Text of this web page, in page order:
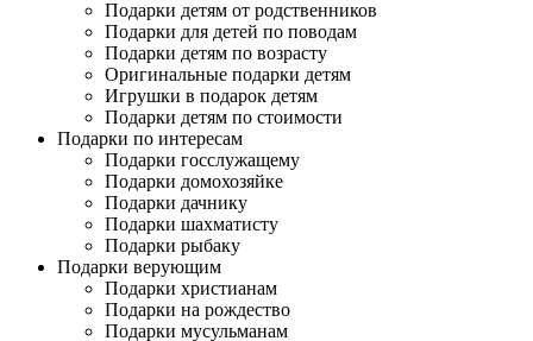
Подарки детям от родственников
Подарки для детей по поводам
Подарки детям по возрасту
Оригинальные подарки детям
Игрушки в подарок детям
Подарки детям по стоимости
Подарки по интересам
Подарки госслужащему
Подарки домохозяйке
Подарки дачнику
Подарки шахматисту
Подарки рыбаку
Подарки верующим
Подарки христианам
Подарки на рождество
Подарки мусульманам